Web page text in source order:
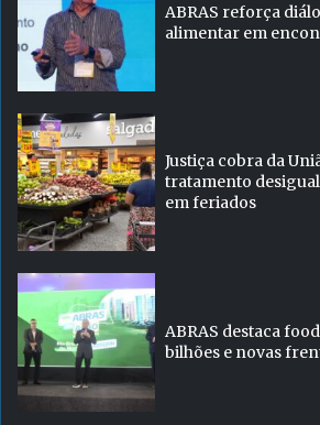
ABRAS reforça
alimentar em
Justiça cobra da
tratamento
em feriados
ABRAS destaca
bilhões e novas